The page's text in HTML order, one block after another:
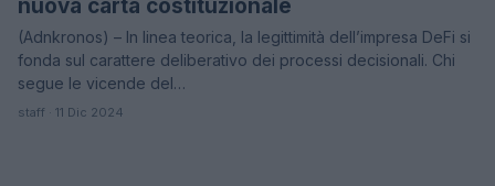
nuova carta costituzionale
(Adnkronos) – In linea teorica, la legittimità dell’impresa DeFi si
fonda sul carattere deliberativo dei processi decisionali. Chi
segue le vicende del…
staff · 11 Dic 2024